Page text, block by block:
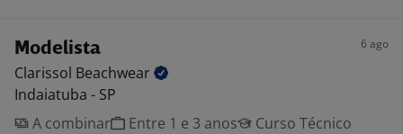
Modelista 6 ago
Clarissol Beachwear
Indaiatuba - SP
A combinar
Entre 1 e 3 anos
Curso Técnico